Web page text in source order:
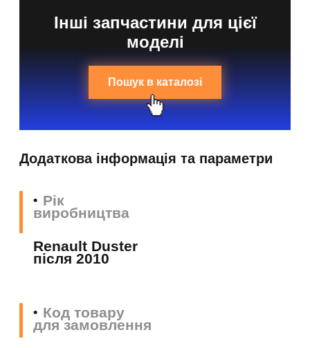
Інші запчастини для цієї
моделі
Пошук в каталозі
Додаткова інформація та параметри
Рік
виробництва
Renault Duster
після 2010
Код товару
для замовлення